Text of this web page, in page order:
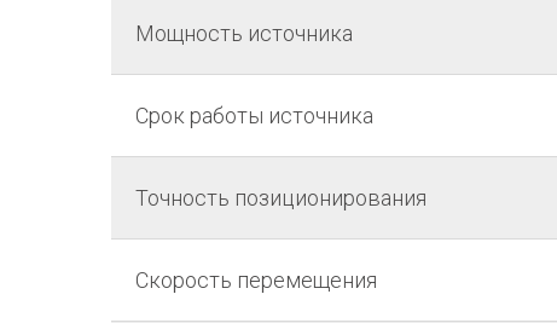
Мощность источника
Срок работы источника
Точность позиционирования
Скорость перемещения